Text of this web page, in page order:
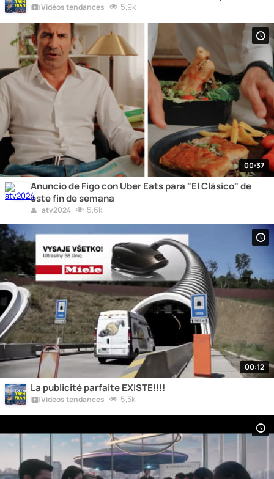
Vidéos tendances 5,9k
00:37
Anuncio de Figo con Uber Eats para "El Clásico" de
este fin de semana
atv2024 5,6k
00:12
La publicité parfaite EXISTE!!!!
Vidéos tendances 5,3k